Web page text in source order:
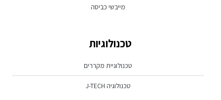
מייבשי כביסה
טכנולוגיות
טכנולוגיית מקררים
טכנולוגיה J-TECH